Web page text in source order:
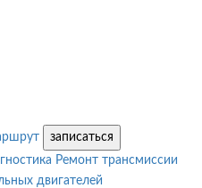
записаться
Ремонт трансмиссии
двигателей